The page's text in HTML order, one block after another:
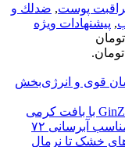
پوست, ضدلك و
, پیشنهادات ویژه
قیمت اصلی: 10,800,000 تومان